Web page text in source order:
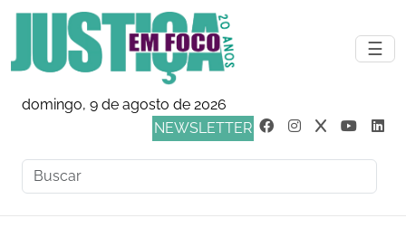
☰
domingo, 9 de agosto de 2026
NEWSLETTER